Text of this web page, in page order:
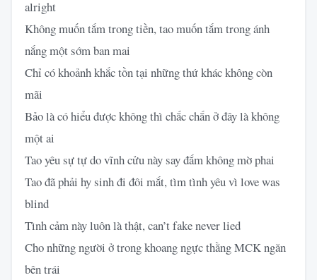
alright
Không muốn tắm trong tiền, tao muốn tắm trong ánh
nắng một sớm ban mai
Chỉ có khoảnh khắc tồn tại những thứ khác không còn
mãi
Bảo là có hiểu được không thì chắc chắn ở đây là không
một ai
Tao yêu sự tự do vĩnh cửu này say đắm không mờ phai
Tao đã phải hy sinh đi đôi mắt, tìm tình yêu vì love was
blind
Tình cảm này luôn là thật, can’t fake never lied
Cho những người ở trong khoang ngực thằng MCK ngăn
bên trái